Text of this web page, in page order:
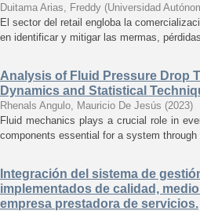
Duitama Arias, Freddy (Universidad
El sector del retail engloba la
en identificar y mitigar las mermas,
Analysis of Fluid Pressure Drop
Dynamics and Statistical
Rhenals Angulo, Mauricio De Jesús (2023)
Fluid mechanics plays a crucial role in
components essential for a system
Integración del sistema de
implementados de calidad,
empresa prestadora de servicios.